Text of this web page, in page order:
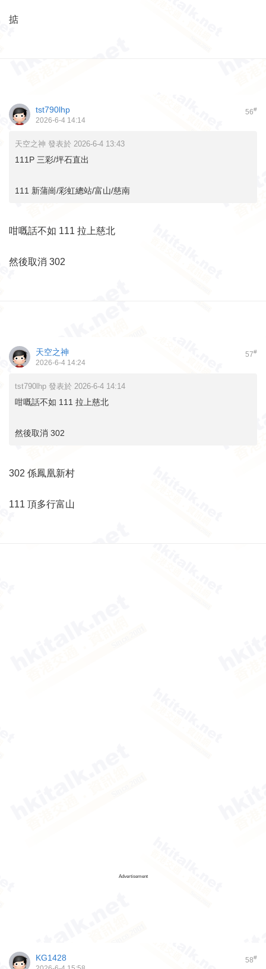
掂
56#
tst790lhp
2026-6-4 14:14
天空之神 發表於 2026-6-4 13:43
111P 三彩/坪石直出
111 新蒲崗/彩虹總站/富山/慈南
咁嘅話不如 111 拉上慈北
然後取消 302
57#
天空之神
2026-6-4 14:24
tst790lhp 發表於 2026-6-4 14:14
咁嘅話不如 111 拉上慈北
然後取消 302
302 係鳳凰新村
111 頂多行富山
Advertisement
58#
KG1428